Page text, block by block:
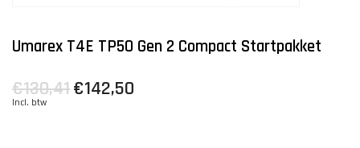
Umarex T4E TP50 Gen 2 Compact Startpakket
€130,41€142,50
Incl. btw